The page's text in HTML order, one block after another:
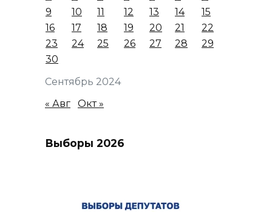
Сентябрь 2024
9
10 11 12 13 14
15
16
17 18 19 20 21
22
23
24 25 26 27 28
29
30
« Авг Окт »
Выборы 2026